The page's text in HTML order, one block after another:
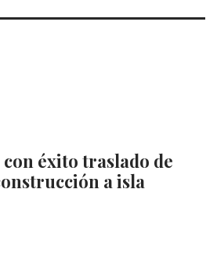
éxito traslado de
a isla